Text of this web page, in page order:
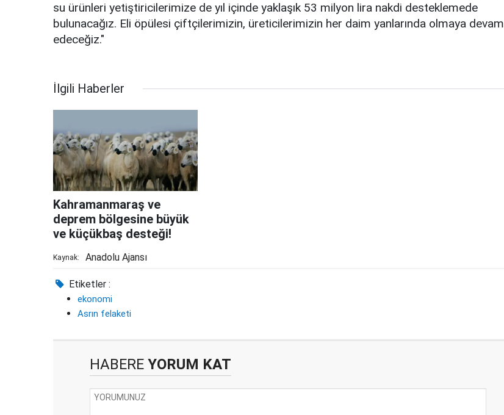
su ürünleri yetiştiricilerimize de yıl içinde yaklaşık 53 milyon lira nakdi desteklemede
bulunacağız. Eli öpülesi çiftçilerimizin, üreticilerimizin her daim yanlarında olmaya devam
edeceğiz."
İlgili Haberler
Kahramanmaraş ve
deprem bölgesine büyük
ve küçükbaş desteği!
Kaynak: Anadolu Ajansı
Etiketler :
ekonomi
Asrın felaketi
HABERE YORUM KAT